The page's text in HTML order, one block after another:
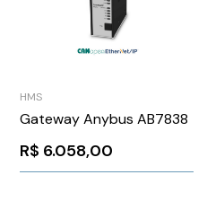
HMS
Gateway Anybus AB7838
R$ 6.058,00